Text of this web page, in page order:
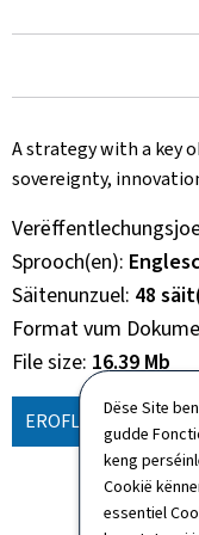
Dëse Site
gudde
keng
Cookië
essentiel
A strategy with a key
sovereignty,
Sprooch(en)
Säitenunzuel 48
Format vum
File size 16.39 Mb
EROFLUEDEN (EN,